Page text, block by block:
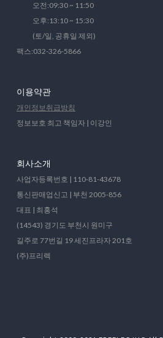
오전:09:30 ~ 11:50
오후:13:10 ~ 15:30
(토/일, 공휴일 제외)
팩스:032-326-5866
이용약관
개인정보취급방침
정보보호 최고 책임자 | 이강인
회사소개
사업자등록번호 | 110-81-43678
통신판매업신고 | 부천 2005-856
대표 | 최홍석
(14543) 경기도 부천시 원미구
길주로 77번길 19 세진프라자 201호
(주)프리렉